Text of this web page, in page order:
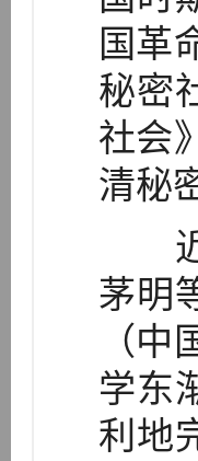
国革
秘密
社会
清秘
近
茅明
（
学东
利地